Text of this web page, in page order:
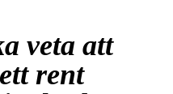
veta att
rent